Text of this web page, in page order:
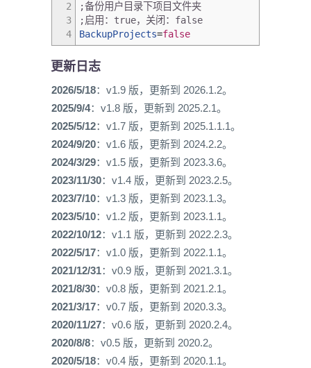
2
3
4
;备份用户目录下项目文件夹
;启用：true，关闭：false
BackupProjects=false
更新日志
2026/5/18：v1.9 版，更新到 2026.1.2。
2025/9/4：v1.8 版，更新到 2025.2.1。
2025/5/12：v1.7 版，更新到 2025.1.1.1。
2024/9/20：v1.6 版，更新到 2024.2.2。
2024/3/29：v1.5 版，更新到 2023.3.6。
2023/11/30：v1.4 版，更新到 2023.2.5。
2023/7/10：v1.3 版，更新到 2023.1.3。
2023/5/10：v1.2 版，更新到 2023.1.1。
2022/10/12：v1.1 版，更新到 2022.2.3。
2022/5/17：v1.0 版，更新到 2022.1.1。
2021/12/31：v0.9 版，更新到 2021.3.1。
2021/8/30：v0.8 版，更新到 2021.2.1。
2021/3/17：v0.7 版，更新到 2020.3.3。
2020/11/27：v0.6 版，更新到 2020.2.4。
2020/8/8：v0.5 版，更新到 2020.2。
2020/5/18：v0.4 版，更新到 2020.1.1。